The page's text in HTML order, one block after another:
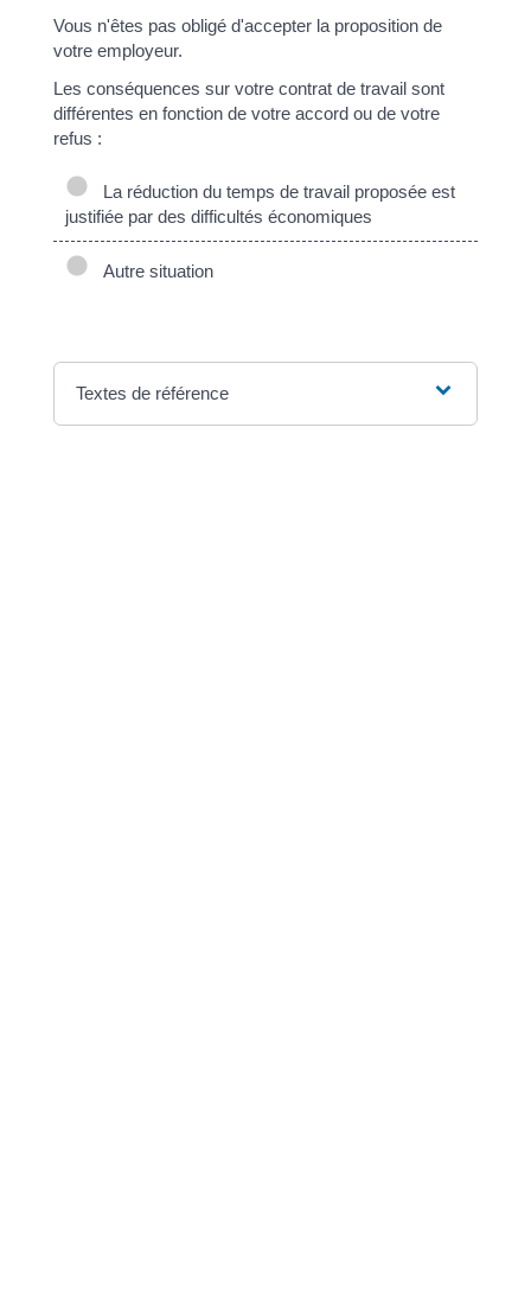
Vous n'êtes pas obligé d'accepter la proposition de
votre employeur.
Les conséquences sur votre contrat de travail sont
différentes en fonction de votre accord ou de votre
refus :
La réduction du temps de travail proposée est
justifiée par des difficultés économiques
Autre situation
Textes de référence